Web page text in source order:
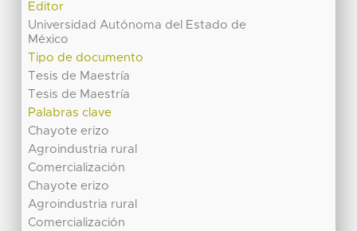
Editor
Universidad Autónoma del Estado de
México
Tipo de documento
Tesis de Maestría
Tesis de Maestría
Palabras clave
Chayote erizo
Agroindustria rural
Comercialización
Chayote erizo
Agroindustria rural
Comercialización